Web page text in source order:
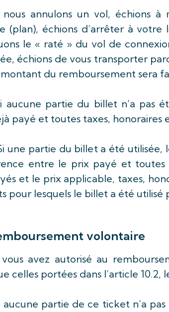
nous annulons un vol, échions
(plan), échions d’arrêter à
le « raté » du vol de
échions de vous transporter
montant du remboursement sera
Si aucune partie du billet n’a
payé et toutes taxes, honoraires
Si une partie du billet a été
entre le prix payé et toutes
et le prix applicable, taxes,
pour lesquels le billet a été utilisé
volontaire
vous avez autorisé au
celles portées dans l’article
Si aucune partie de ce ticket n’a